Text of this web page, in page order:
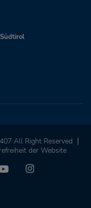
All Right Reserved
der Website